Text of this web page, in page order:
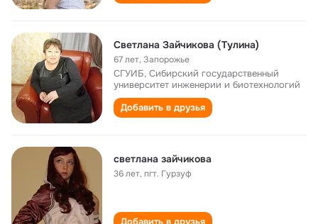
Светлана Зайчикова (Тулина)
67 лет,Запорожье
СГУИБ, Сибирский государственный
университет инженерии и биотехнологий
Добавить в друзья
светлана зайчикова
36 лет,пгт. Гурзуф
Добавить в друзья